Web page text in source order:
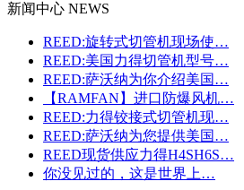
新闻中心 NEWS
REED:旋转式切管机现场使…
REED:美国力得切管机型号…
REED:萨沃纳为你介绍美国…
【RAMFAN】进口防爆风机…
REED:力得铰接式切管机现…
REED:萨沃纳为您提供美国…
REED现货供应力得H4SH6S…
你没见过的，这是世界上…